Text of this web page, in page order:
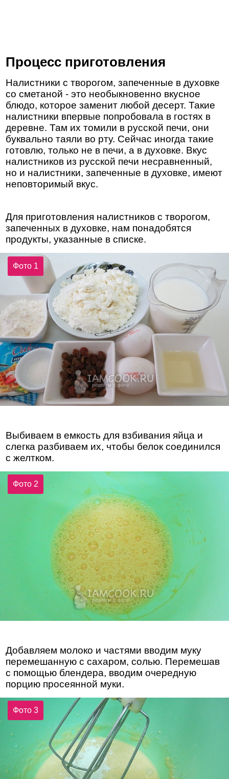
Процесс приготовления
Налистники с творогом, запеченные в духовке
со сметаной - это необыкновенно вкусное
блюдо, которое заменит любой десерт. Такие
налистники впервые попробовала в гостях в
деревне. Там их томили в русской печи, они
буквально таяли во рту. Сейчас иногда такие
готовлю, только не в печи, а в духовке. Вкус
налистников из русской печи несравненный,
но и налистники, запеченные в духовке, имеют
неповторимый вкус.
Для приготовления налистников с творогом,
запеченных в духовке, нам понадобятся
продукты, указанные в списке.
Фото 1
Выбиваем в емкость для взбивания яйца и
слегка разбиваем их, чтобы белок соединился
с желтком.
Фото 2
Добавляем молоко и частями вводим муку
перемешанную с сахаром, солью. Перемешав
с помощью блендера, вводим очередную
порцию просеянной муки.
Фото 3